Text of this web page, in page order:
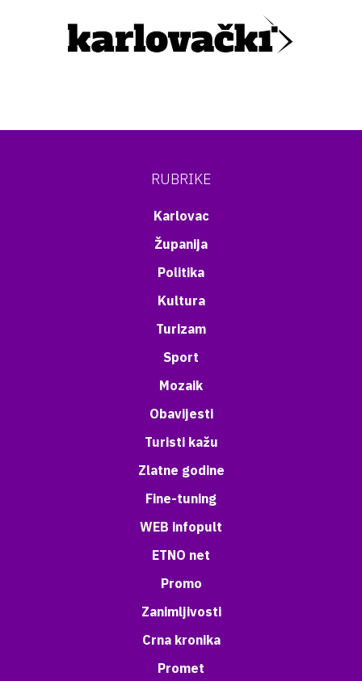
RUBRIKE
Karlovac
Županija
Politika
Kultura
Turizam
Sport
Mozaik
Obavijesti
Turisti kažu
Zlatne godine
Fine-tuning
WEB infopult
ETNO net
Promo
Zanimljivosti
Crna kronika
Promet